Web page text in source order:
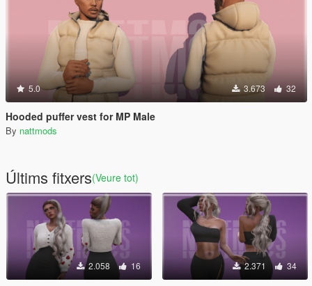
5.0 3.673 32
Hooded puffer vest for MP Male
By nattmods
Últims fitxers(Veure tot)
2.058 16 2.371 34